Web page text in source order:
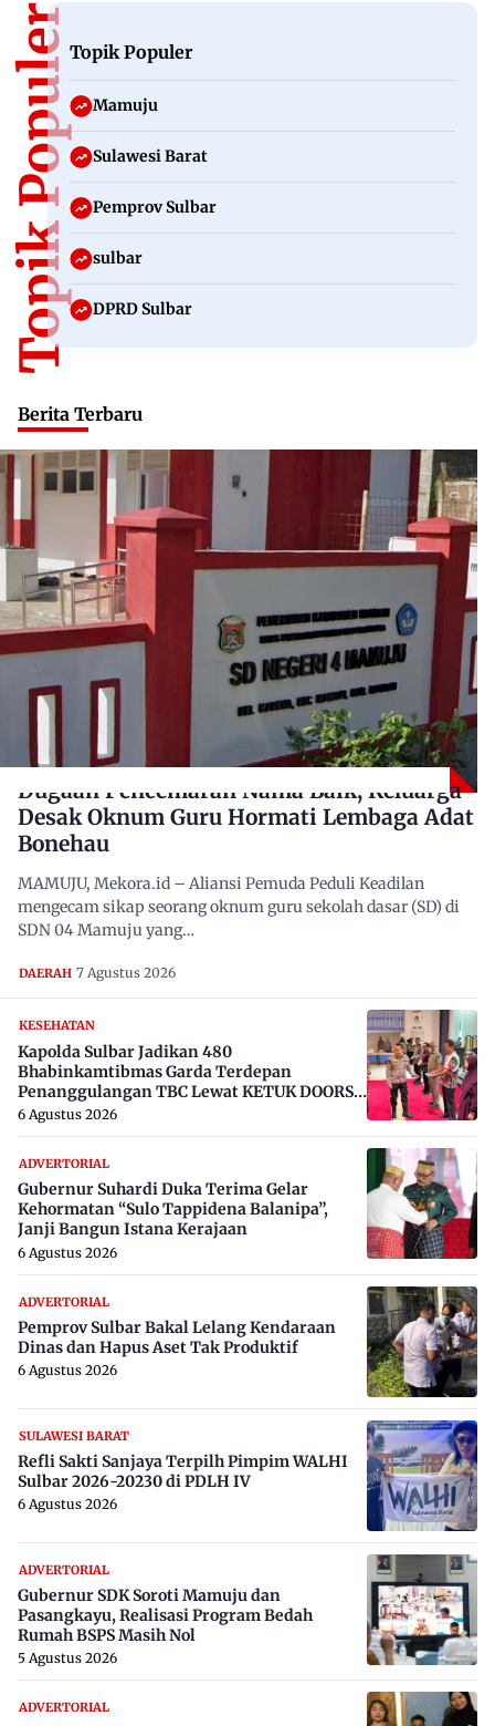
Topik PopulerTopik Populer
Mamuju
Sulawesi Barat
Pemprov Sulbar
sulbar
DPRD Sulbar
Berita Terbaru
Dugaan Pencemaran Nama Baik, Keluarga
Desak Oknum Guru Hormati Lembaga Adat
Bonehau
MAMUJU, Mekora.id – Aliansi Pemuda Peduli Keadilan
mengecam sikap seorang oknum guru sekolah dasar (SD) di
SDN 04 Mamuju yang…
DAERAH 7 Agustus 2026
KESEHATAN
Kapolda Sulbar Jadikan 480
Bhabinkamtibmas Garda Terdepan
Penanggulangan TBC Lewat KETUK DOORS
di 650 Desa
6 Agustus 2026
ADVERTORIAL
Gubernur Suhardi Duka Terima Gelar
Kehormatan “Sulo Tappidena Balanipa”,
Janji Bangun Istana Kerajaan
6 Agustus 2026
ADVERTORIAL
Pemprov Sulbar Bakal Lelang Kendaraan
Dinas dan Hapus Aset Tak Produktif
6 Agustus 2026
SULAWESI BARAT
Refli Sakti Sanjaya Terpilh Pimpim WALHI
Sulbar 2026-20230 di PDLH IV
6 Agustus 2026
ADVERTORIAL
Gubernur SDK Soroti Mamuju dan
Pasangkayu, Realisasi Program Bedah
Rumah BSPS Masih Nol
5 Agustus 2026
ADVERTORIAL